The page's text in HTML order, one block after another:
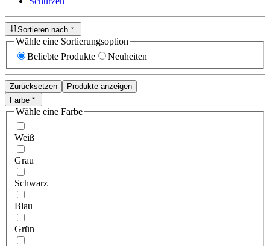
Sortieren nach
Wähle eine Sortierungsoption
Beliebte Produkte
Neuheiten
Zurücksetzen
Produkte anzeigen
Farbe
Wähle eine Farbe
Weiß
Grau
Schwarz
Blau
Grün